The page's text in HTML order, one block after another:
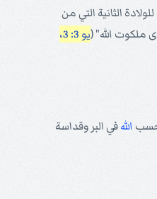
الثانية التي من
ملكوت الله" (
يو 3: 3،
اللهفي البر وقداسة